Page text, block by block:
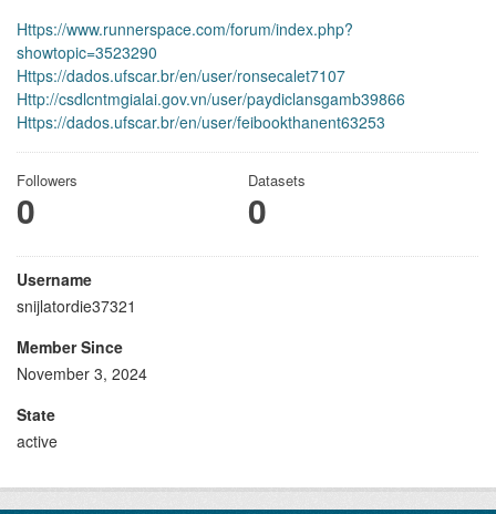
Https://www.runnerspace.com/forum/index.php?
showtopic=3523290
Https://dados.ufscar.br/en/user/ronsecalet7107
Http://csdlcntmgialai.gov.vn/user/paydiclansgamb39866
Https://dados.ufscar.br/en/user/feibookthanent63253
Followers
0
Datasets
0
Username
snijlatordie37321
Member Since
November 3, 2024
State
active